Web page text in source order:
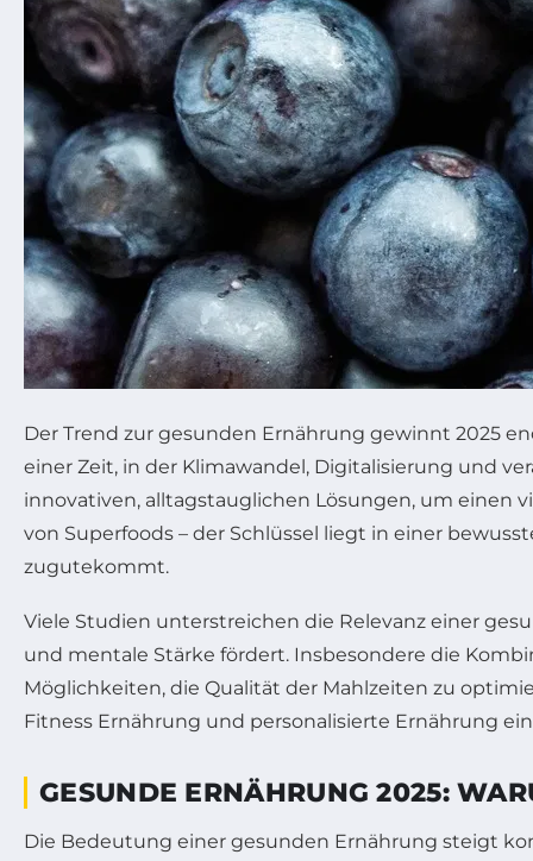
Der Trend zur gesunden Ernährung gewinnt 2025
einer Zeit, in der Klimawandel, Digitalisierung und
innovativen, alltagstauglichen Lösungen, um einen
von Superfoods – der Schlüssel liegt in einer
zugutekommt.
Viele Studien unterstreichen die Relevanz einer
und mentale Stärke fördert. Insbesondere die
Möglichkeiten, die Qualität der Mahlzeiten zu
Fitness Ernährung und personalisierte Ernährung
GESUNDE ERNÄHRUNG 2025:
Die Bedeutung einer gesunden Ernährung steigt